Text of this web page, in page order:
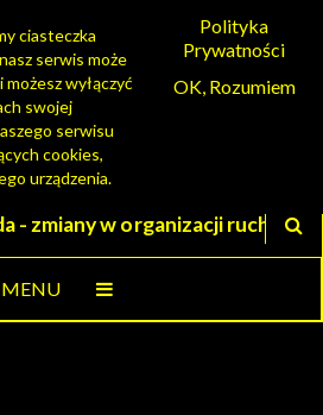
MIESZKAŃCA
ruchuJesteśmy w EZD
MENU
Polityka
Prywatności
OK, Rozumiem
ciasteczka
serwis może
wyłączyć
swojej
serwisu
cookies,
urządzenia.